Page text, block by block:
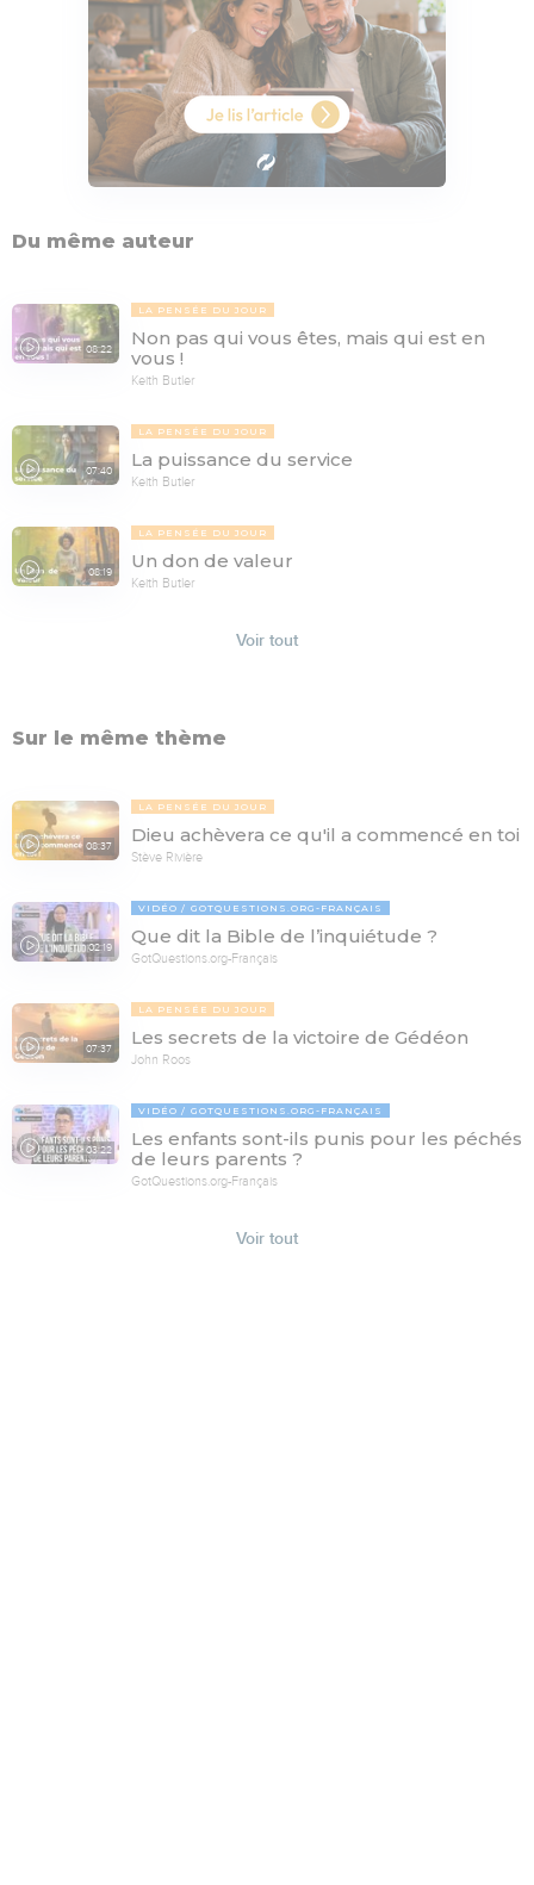
Du même auteur
08:22
LA PENSÉE DU JOUR
Non pas qui vous êtes, mais qui est en
vous !
Keith Butler
07:40
LA PENSÉE DU JOUR
La puissance du service
Keith Butler
08:19
LA PENSÉE DU JOUR
Un don de valeur
Keith Butler
Voir tout
Sur le même thème
08:37
LA PENSÉE DU JOUR
Dieu achèvera ce qu'il a commencé en toi
Stève Rivière
02:19
VIDÉO GOTQUESTIONS.ORG-FRANÇAIS
Que dit la Bible de l’inquiétude ?
GotQuestions.org-Français
07:37
LA PENSÉE DU JOUR
Les secrets de la victoire de Gédéon
John Roos
03:22
VIDÉO GOTQUESTIONS.ORG-FRANÇAIS
Les enfants sont-ils punis pour les péchés
de leurs parents ?
GotQuestions.org-Français
Voir tout